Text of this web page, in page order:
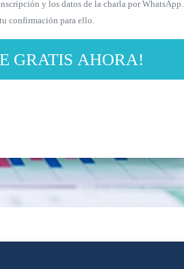
y los datos de la charla por WhatsApp.
confirmación para ello.
GRATIS AHORA!